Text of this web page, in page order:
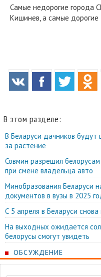
Самые недорогие города
Кишинев, а самые дорогие
В этом разделе:
В Беларуси дачников
за растение
Совмин разрешил
при смене владельца авто
Минобразования Беларуси
документов в вузы в 2025
С 5 апреля в Беларуси
На выходных ожидается
белорусы смогут увидеть
ОБСУЖДЕНИЕ